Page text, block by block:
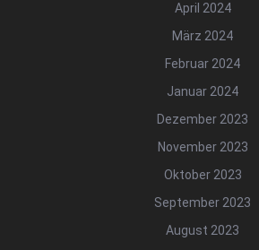
April 2024
März 2024
Februar 2024
Januar 2024
Dezember 2023
November 2023
Oktober 2023
September 2023
August 2023